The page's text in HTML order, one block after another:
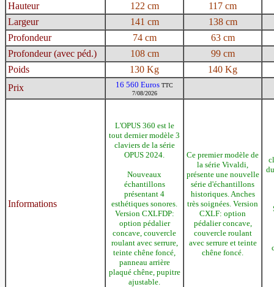
Hauteur 122 cm
117 cm
Largeur
141 cm
138 cm
Profondeur
74 cm
63 cm
Profondeur (avec péd.)
108 cm
99 cm
Poids
130 Kg
140 Kg
Prix
16 560 Euros TTC
7/08/2026
Informations
L'OPUS 360 est le
tout dernier modèle 3
claviers de la série
OPUS 2024.
Nouveaux
échantillons
présentant 4
esthétiques sonores.
Version CXLFDP:
option pédalier
concave, couvercle
roulant avec serrure,
teinte chêne foncé,
panneau arrière
plaqué chêne, pupitre
ajustable.
Ce premier modèle de
la série Vivaldi,
présente une nouvelle
série d'échantillons
historiques. Anches
très soignées. Version
CXLF: option
pédalier concave,
couvercle roulant
avec serrure et teinte
chêne foncé.